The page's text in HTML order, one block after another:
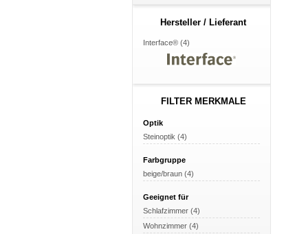
Hersteller / Lieferant
Interface® (4)
FILTER MERKMALE
Optik
Steinoptik (4)
Farbgruppe
beige/braun (4)
Geeignet für
Schlafzimmer (4)
Wohnzimmer (4)